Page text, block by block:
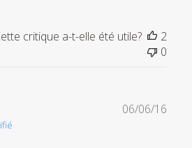
critique a-t-elle été utile?
2
0
06/06/16